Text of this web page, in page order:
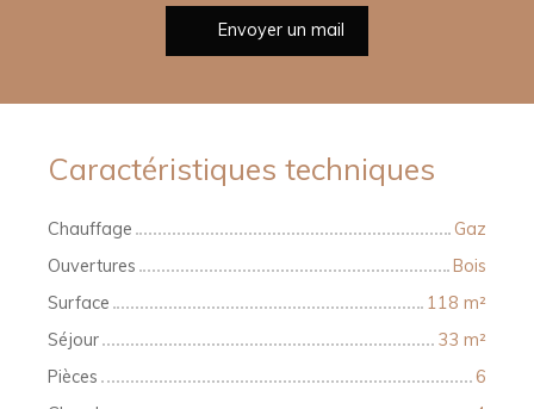
Envoyer un mail
Caractéristiques techniques
Chauffage
Gaz
Ouvertures
Bois
Surface
118 m²
Séjour
33 m²
Pièces
6